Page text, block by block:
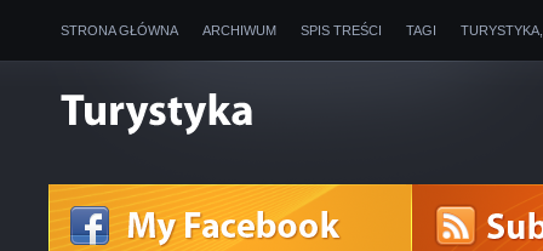
STRONA GŁÓWNA ARCHIWUM SPIS TREŚCI TAGI